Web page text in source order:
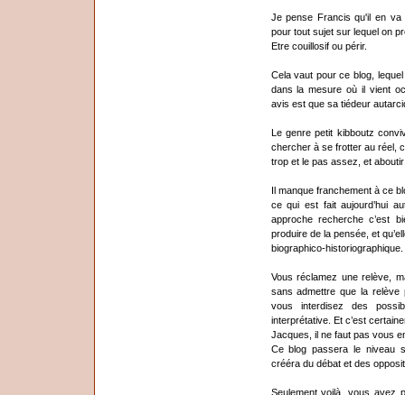
Je pense Francis qu'il en
pour tout sujet sur lequel on
Etre couillosif ou périr.
Cela vaut pour ce blog,
dans la mesure où il vient
avis est que sa tiédeur
Le genre petit kibboutz
chercher à se frotter au réel,
trop et le pas assez, et
Il manque franchement à ce
ce qui est fait aujourd’hui
approche recherche c’est
produire de la pensée, et
biographico-historiographique.
Vous réclamez une relève,
sans admettre que la
vous interdisez des
interprétative. Et c’est
Jacques, il ne faut pas vous
Ce blog passera le niveau
crééra du débat et des
Seulement voilà, vous avez